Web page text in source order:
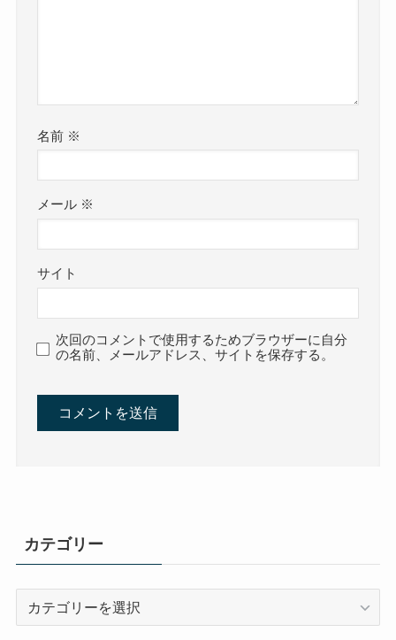
名前 ※
メール ※
サイト
次回のコメントで使用するためブラウザーに自分
の名前、メールアドレス、サイトを保存する。
カテゴリー